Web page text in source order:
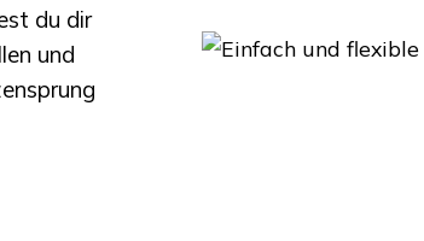
du dir
und